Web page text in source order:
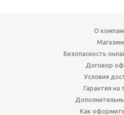
О
Безопасность
Договор
Условия
Гарантия на
Как